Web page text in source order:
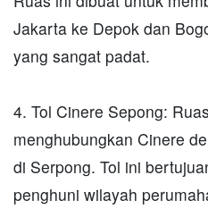
Jakarta ke Depok dan
yang sangat padat.
4. Tol Cinere Sepong:
menghubungkan Cinere
di Serpong. Tol ini
penghuni wilayah